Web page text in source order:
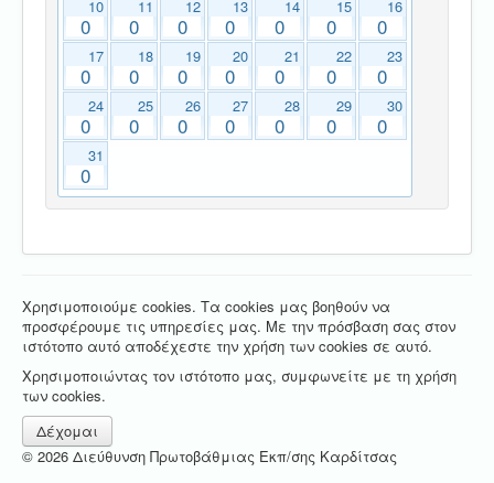
10
0
11
0
12
0
13
0
14
0
15
0
16
0
17
0
18
0
19
0
20
0
21
0
22
0
23
0
24
0
25
0
26
0
27
0
28
0
29
0
30
0
31
0
Χρησιμοποιούμε cookies. Τα cookies μας βοηθούν να
προσφέρουμε τις υπηρεσίες μας. Με την πρόσβαση σας στον
ιστότοπο αυτό αποδέχεστε την χρήση των cookies σε αυτό.
Χρησιμοποιώντας τον ιστότοπο μας, συμφωνείτε με τη χρήση
των cookies.
Δέχομαι
© 2026 Διεύθυνση Πρωτοβάθμιας Εκπ/σης Καρδίτσας